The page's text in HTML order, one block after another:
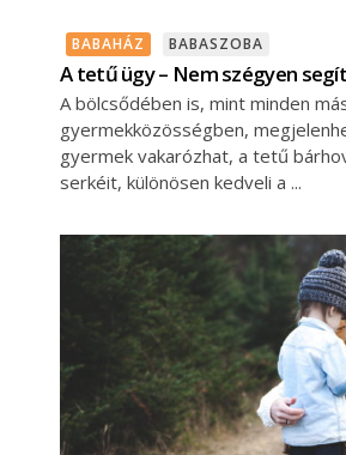
BABAHÁZ BABASZOBA
A tetű ügy – Nem szégyen
A bölcsődében is, mint minden
gyermekközösségben,
gyermek vakarózhat, a tetű
serkéit, különösen kedveli a